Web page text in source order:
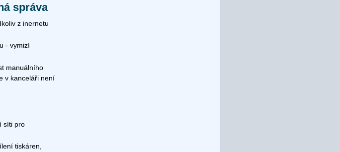
správa
z inernetu
- vymizí
manuálního
v kanceláři není
síti pro
tiskáren,